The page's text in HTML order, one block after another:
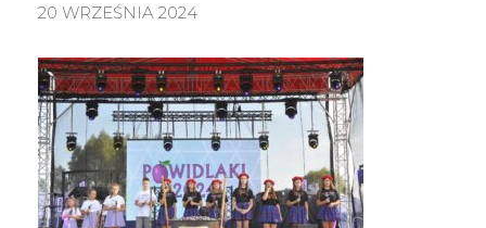
20 WRZEŚNIA 2024